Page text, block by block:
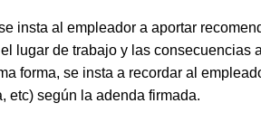
insta al empleador a aportar
lugar de trabajo y las consecuencias
forma, se insta a recordar al
etc) según la adenda firmada.